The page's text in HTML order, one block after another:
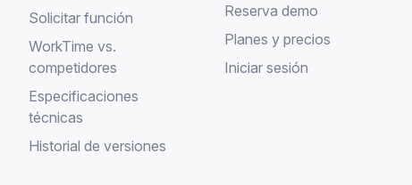
Solicitar función
WorkTime vs.
competidores
Especificaciones
técnicas
Historial de versiones
Reserva demo
Planes y precios
Iniciar sesión